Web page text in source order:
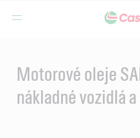
Motorové oleje
nákladné vozidlá